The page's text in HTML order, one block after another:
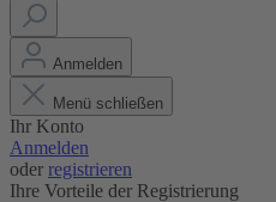
Anmelden
Menü schließen
Ihr Konto
Anmelden
oder registrieren
Ihre Vorteile der Registrierung